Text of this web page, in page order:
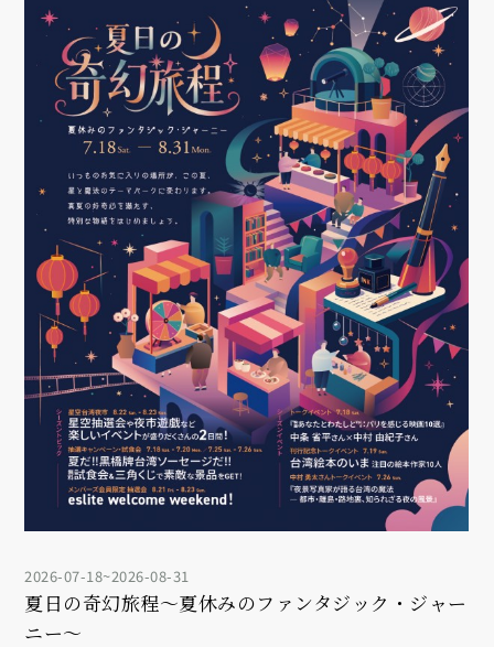
2026-07-18~2026-08-31
夏日の奇幻旅程～夏休みのファンタジック・ジャー
ニー～